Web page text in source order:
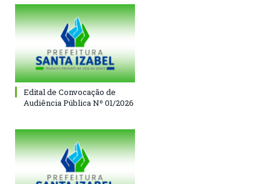
Edital de Convocação de
Audiência Pública Nº 01/2026